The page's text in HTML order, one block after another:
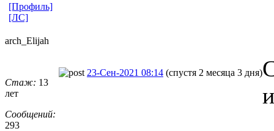
[Профиль]
[ЛС]
arch_Elijah
Стаж: 13
лет
Сообщений:
293
23-Сен-2021 08:14 (спустя 2 месяца 3 дня)